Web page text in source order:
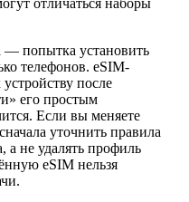
отличаться наборы
— попытка установить
телефонов. eSIM-
после
его простым
Если вы меняете
уточнить правила
а не удалять профиль
eSIM нельзя